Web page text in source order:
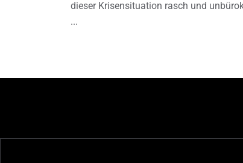
dieser Krisensituation rasch und